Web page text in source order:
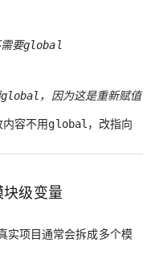
需要global
，因为这是重新赋值
容不用global ，改指向
级变量
实项目通常会拆成多个模